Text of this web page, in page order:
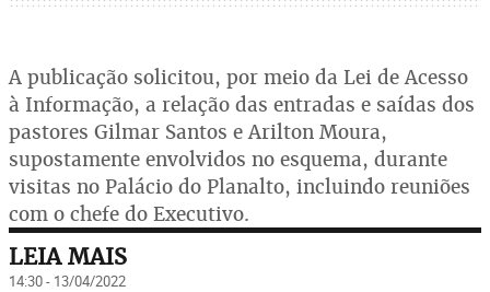
A publicação solicitou, por meio da Lei de Acesso
à Informação, a relação das entradas e saídas dos
pastores Gilmar Santos e Arilton Moura,
supostamente envolvidos no esquema, durante
visitas no Palácio do Planalto, incluindo reuniões
com o chefe do Executivo.
LEIA MAIS
14:30 - 13/04/2022